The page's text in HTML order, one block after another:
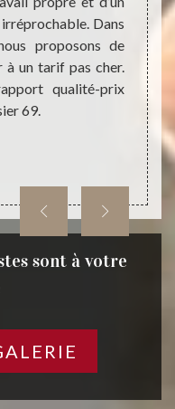
Dans
proposons de
à un tarif pas cher.
qualité-prix
69.
des
cuir,
sont à votre